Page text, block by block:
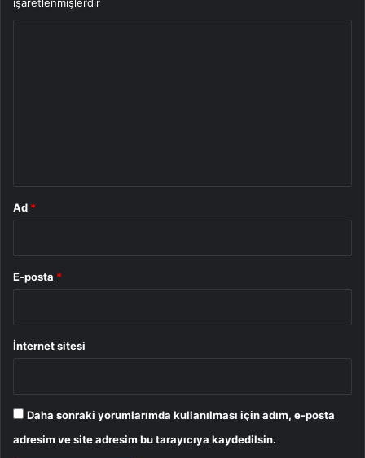
Ad *
E-posta *
İnternet sitesi
Daha sonraki yorumlarımda kullanılması için adım, e-posta
adresim ve site adresim bu tarayıcıya kaydedilsin.